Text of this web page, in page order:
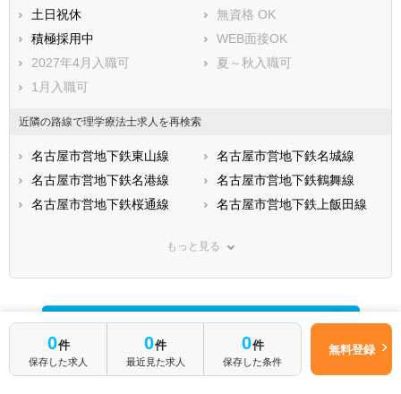
0件
保存した求人
0件
最近見た求人
0件
保存した条件
無料登録
土日祝休
無資格 OK
積極採用中
WEB面接OK
2027年4月入職可
夏～秋入職可
1月入職可
近隣の路線で理学療法士求人を再検索
名古屋市営地下鉄東山線
名古屋市営地下鉄名城線
名古屋市営地下鉄名港線
名古屋市営地下鉄鶴舞線
名古屋市営地下鉄桜通線
名古屋市営地下鉄上飯田線
ＪＲ中央本線(名古屋－塩尻)
ＪＲ武豊線
名鉄名古屋本線
名鉄豊田線
名鉄犬山線
名鉄蒲郡線
名鉄三河線
名鉄常滑線
名鉄河和線
名鉄津島線
もっと見る